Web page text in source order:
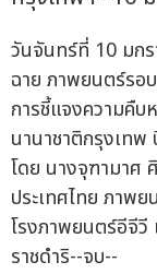
วันจันทร์ที่ 10 มก
ฉาย ภาพยนตร์รอ
การชี้แจงความคืบ
นานาชาติกรุงเทพ
โดย นางจุฑามาศ
ประเทศไทย ภาพ
โรงภาพยนตร์อีจีวี
ราชดำริ--จบ--